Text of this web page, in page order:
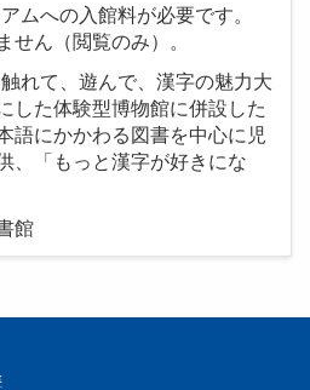
ムへの入館料が必要です。
せん（閲覧のみ）。
触れて、遊んで、漢字の魅力大
した体験型博物館に併設した
語にかかわる図書を中心に児
、「もっと漢字が好きにな
館